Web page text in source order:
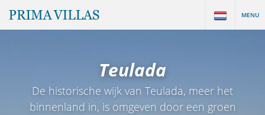
MENU
Teulada
De historische wijk van Teulada, meer het
binnenland in, is omgeven door een groen